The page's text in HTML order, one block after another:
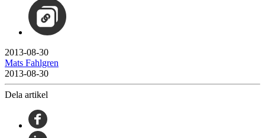
2013-08-30
Mats Fahlgren
2013-08-30
Dela artikel